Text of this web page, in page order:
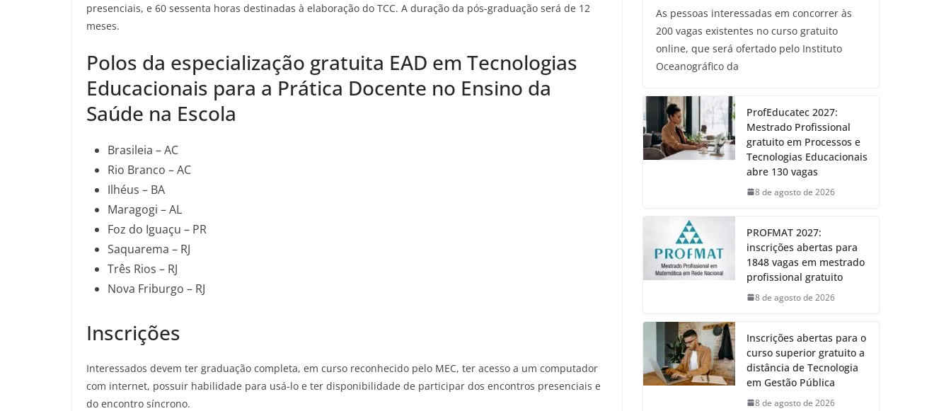
presenciais, e 60 sessenta horas destinadas à elaboração do TCC. A duração da pós-graduação será de 12
meses.
Polos da especialização gratuita EAD em Tecnologias
Educacionais para a Prática Docente no Ensino da
Saúde na Escola
Brasileia – AC
Rio Branco – AC
Ilhéus – BA
Maragogi – AL
Foz do Iguaçu – PR
Saquarema – RJ
Três Rios – RJ
Nova Friburgo – RJ
Inscrições
Interessados devem ter graduação completa, em curso reconhecido pelo MEC, ter acesso a um computador
com internet, possuir habilidade para usá-lo e ter disponibilidade de participar dos encontros presenciais e
do encontro síncrono.
As pessoas interessadas em concorrer às
200 vagas existentes no curso gratuito
online, que será ofertado pelo Instituto
Oceanográfico da
ProfEducatec 2027:
Mestrado Profissional
gratuito em Processos e
Tecnologias Educacionais
abre 130 vagas
8 de agosto de 2026
PROFMAT 2027:
inscrições abertas para
1848 vagas em mestrado
profissional gratuito
8 de agosto de 2026
Inscrições abertas para o
curso superior gratuito a
distância de Tecnologia
em Gestão Pública
8 de agosto de 2026